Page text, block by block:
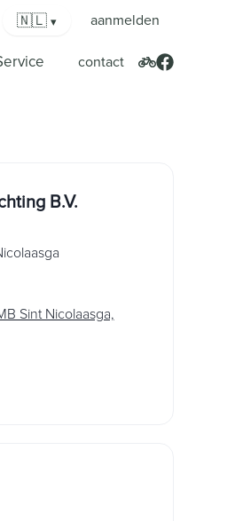
🇳🇱 ▾ aanmelden
contact
B.V.
Sint Nicolaasga,